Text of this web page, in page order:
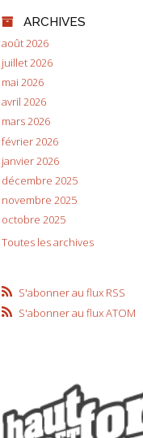
ARCHIVES
août 2026
juillet 2026
mai 2026
avril 2026
mars 2026
février 2026
janvier 2026
décembre 2025
novembre 2025
octobre 2025
Toutes les archives
S'abonner au flux RSS
S'abonner au flux ATOM